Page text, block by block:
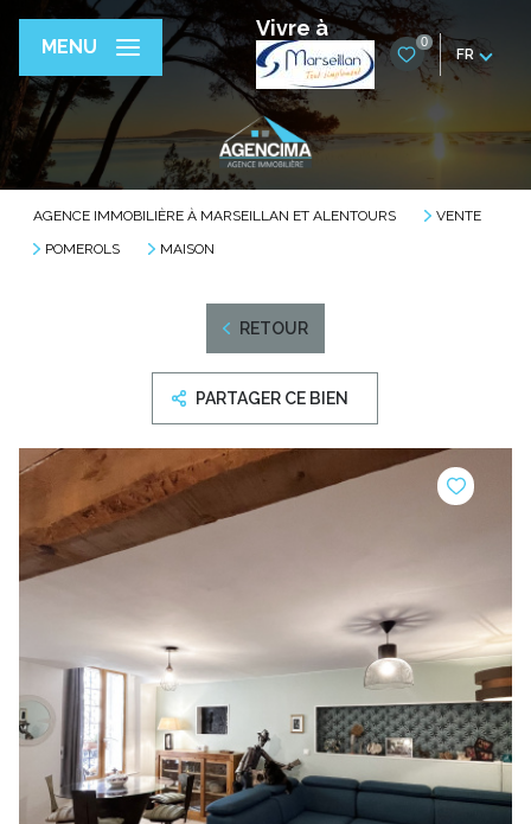
Vivre à
0
FR
MENU
AGENCE IMMOBILIÈRE À MARSEILLAN ET ALENTOURS
VENTE
POMEROLS
MAISON
RETOUR
PARTAGER CE BIEN